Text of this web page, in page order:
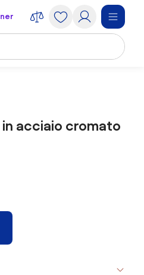
acciaio cromato